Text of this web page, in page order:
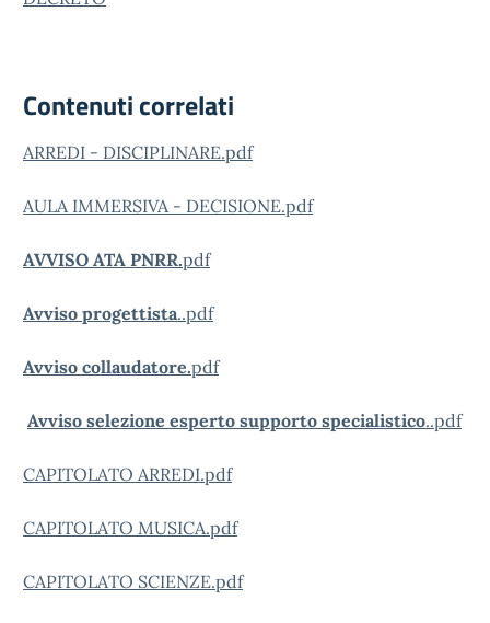
Contenuti correlati
ARREDI - DISCIPLINARE.pdf
AULA IMMERSIVA - DECISIONE.pdf
AVVISO ATA PNRR.pdf
Avviso progettista..pdf
Avviso collaudatore.pdf
Avviso selezione esperto supporto specialistico..pdf
CAPITOLATO ARREDI.pdf
CAPITOLATO MUSICA.pdf
CAPITOLATO SCIENZE.pdf